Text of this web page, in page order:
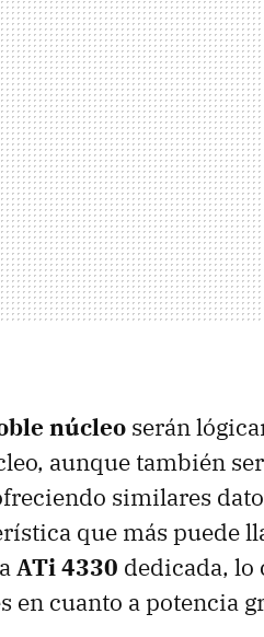
núcleo serán
aunque también
similares
que más puede
ATi 4330 dedicada, lo
en cuanto a potencia